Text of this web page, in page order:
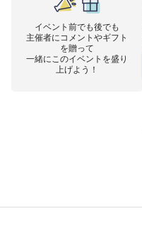
イベント前でも後でも
主催者にコメントやギフト
を贈って
一緒にこのイベントを盛り
上げよう！